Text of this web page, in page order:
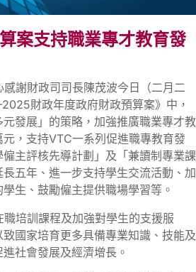
案支持職業專才教育發
謝財政司司長陳茂波今日（二月二
財政年度政府財政預算案》中，
發展」的策略，加強推廣職業專才教
，支持VTC一系列促進職專教育發
主評核先導計劃」及「兼讀制專業課
五年、進一步支持學生交流活動、加
生、鼓勵僱主提供職場學習等。
培訓課程及加強對學生的支援服
國家培育更多具備專業知識、技能及
社會發展及經濟增長。